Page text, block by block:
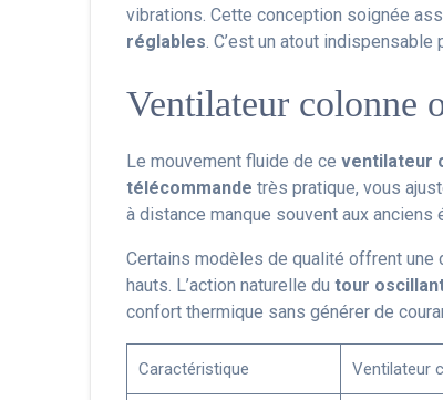
vibrations. Cette conception soignée
réglables . C’est un atout
Ventilateur colonne
Le mouvement fluide de ceventilateur
télécommande très pratique, vous
à distance manque souvent aux anciens
Certains modèles de qualité offrent
hauts. L’action naturelle dutour
confort thermique sans générer de
Caractéristique Ventilateur